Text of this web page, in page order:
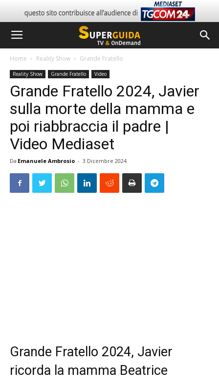
Home Reality Show Grande Fratello
Reality Show Grande Fratello Video
Grande Fratello 2024, Javier
sulla morte della mamma e
poi riabbraccia il padre |
Video Mediaset
Da Emanuele Ambrosio - 3 Dicembre 2024
Grande Fratello 2024, Javier
ricorda la mamma Beatrice